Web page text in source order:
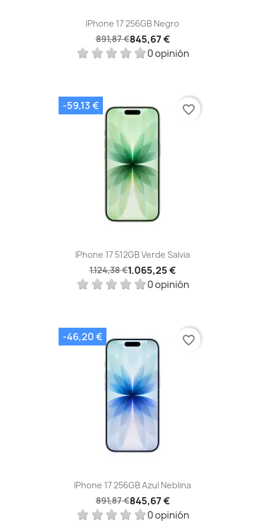
IPhone 17 256GB Negro
891,87 €845,67 €
0 opinión
IPhone 17 512GB Verde Salvia
1.124,38 €1.065,25 €
0 opinión
-59,13 € favorite_border
IPhone 17 256GB Azul Neblina
891,87 €845,67 €
0 opinión
-46,20 € favorite_border